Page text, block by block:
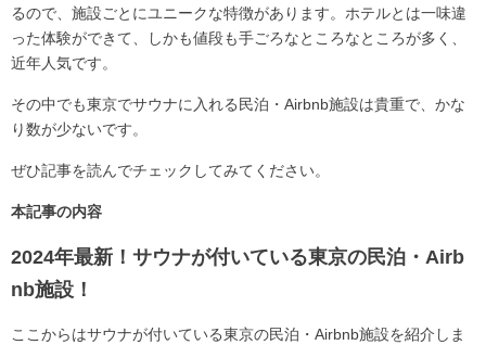
るので、施設ごとにユニークな特徴があります。ホテルとは一味違
った体験ができて、しかも値段も手ごろなところなところが多く、
近年人気です。
その中でも東京でサウナに入れる民泊・Airbnb施設は貴重で、かな
り数が少ないです。
ぜひ記事を読んでチェックしてみてください。
本記事の内容
2024年最新！サウナが付いている東京の民泊・Airb
nb施設！
ここからはサウナが付いている東京の民泊・Airbnb施設を紹介しま